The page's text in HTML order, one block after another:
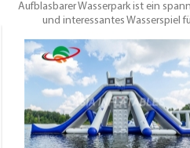
Aqua Park
Aufblasbarer Wasserpark ist ein
und interessantes Wasserspiel
können auf verschiedene Elemente
aufblasbare Eisberge, Trampoline,
Wippen und vieles mehr klettern,
laufen. Probieren Sie es aus – Sie
den schwimmenden
lieben.